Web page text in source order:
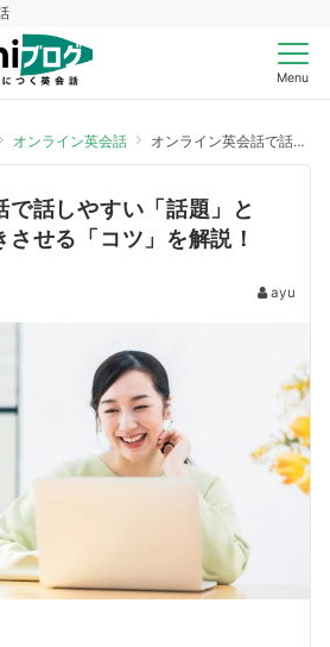
Menu
オンライン英会話 オンライン英会話で話しやすい「話題」とは？会話を長続きさせる「コツ」を解説！
で話しやすい「話題」と
せる「コツ」を解説！
ayu